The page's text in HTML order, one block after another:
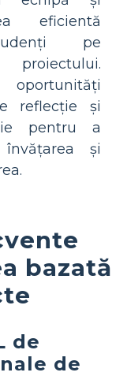
eficientă
pe
reflecție și
pentru a
învățarea și
bazată
de
de